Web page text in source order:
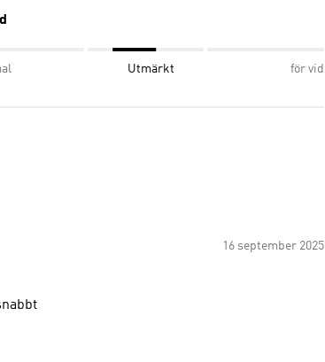
Utmärkt för vid
16 september 2025